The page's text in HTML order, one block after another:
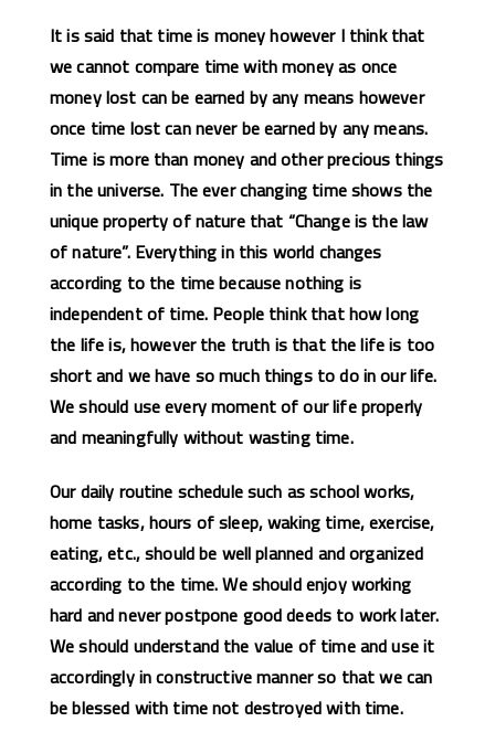
It is said that time is money however I think that
we cannot compare time with money as once
money lost can be earned by any means however
once time lost can never be earned by any means.
Time is more than money and other precious things
in the universe. The ever changing time shows the
unique property of nature that “Change is the law
of nature”. Everything in this world changes
according to the time because nothing is
independent of time. People think that how long
the life is, however the truth is that the life is too
short and we have so much things to do in our life.
We should use every moment of our life properly
and meaningfully without wasting time.
Our daily routine schedule such as school works,
home tasks, hours of sleep, waking time, exercise,
eating, etc., should be well planned and organized
according to the time. We should enjoy working
hard and never postpone good deeds to work later.
We should understand the value of time and use it
accordingly in constructive manner so that we can
be blessed with time not destroyed with time.